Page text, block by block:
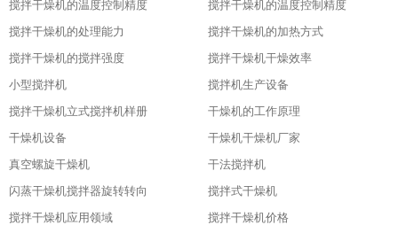
搅拌干燥机的温度控制精度
搅拌干燥机的温度控制精度
搅拌干燥机的处理能力
搅拌干燥机的加热方式
搅拌干燥机的搅拌强度
搅拌干燥机干燥效率
小型搅拌机
搅拌机生产设备
搅拌干燥机立式搅拌机样册
干燥机的工作原理
干燥机设备
干燥机干燥机厂家
真空螺旋干燥机
干法搅拌机
闪蒸干燥机搅拌器旋转转向
搅拌式干燥机
搅拌干燥机应用领域
搅拌干燥机价格